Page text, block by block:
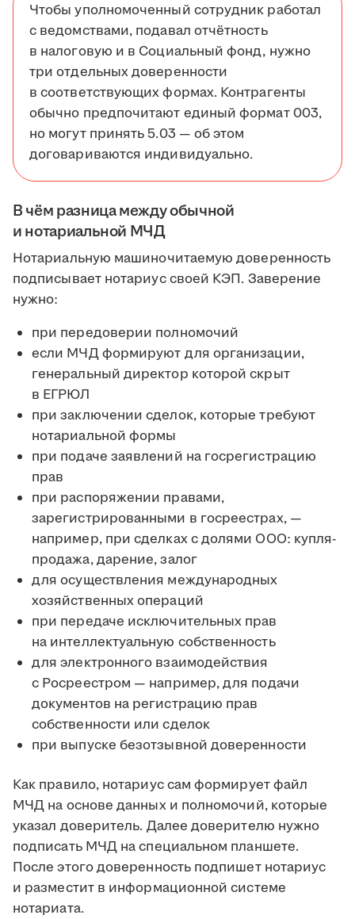
Чтобы уполномоченный сотрудник работал
с ведомствами, подавал отчётность
в налоговую и в Социальный фонд, нужно
три отдельных доверенности
в соответствующих формах. Контрагенты
обычно предпочитают единый формат 003,
но могут принять 5.03 — об этом
договариваются индивидуально.
В чём разница между обычной
и нотариальной МЧД
Нотариальную машиночитаемую доверенность
подписывает нотариус своей КЭП. Заверение
нужно:
при передоверии полномочий
если МЧД формируют для организации,
генеральный директор которой скрыт
в ЕГРЮЛ
при заключении сделок, которые требуют
нотариальной формы
при подаче заявлений на госрегистрацию
прав
при распоряжении правами,
зарегистрированными в госреестрах, —
например, при сделках с долями ООО: купля-
продажа, дарение, залог
для осуществления международных
хозяйственных операций
при передаче исключительных прав
на интеллектуальную собственность
для электронного взаимодействия
с Росреестром — например, для подачи
документов на регистрацию прав
собственности или сделок
при выпуске безотзывной доверенности
Как правило, нотариус сам формирует файл
МЧД на основе данных и полномочий, которые
указал доверитель. Далее доверителю нужно
подписать МЧД на специальном планшете.
После этого доверенность подпишет нотариус
и разместит в информационной системе
нотариата.